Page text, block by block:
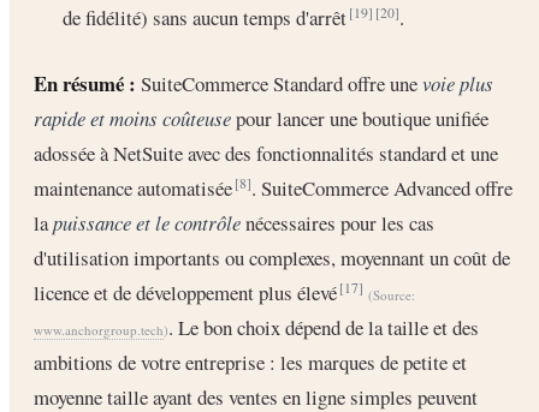
de fidélité) sans aucun temps d'arrêt[19] [20].
En résumé : SuiteCommerce Standard offre unevoie plus
rapide et moins coûteusepour lancer une boutique unifiée
adossée à NetSuite avec des fonctionnalités standard et une
maintenance automatisée[8]. SuiteCommerce Advanced offre
lapuissance et le contrôlenécessaires pour les cas
d'utilisation importants ou complexes, moyennant un coût de
licence et de développement plus élevé[17] (Source:
www.anchorgroup.tech). Le bon choix dépend de la taille et des
ambitions de votre entreprise : les marques de petite et
moyenne taille ayant des ventes en ligne simples peuvent